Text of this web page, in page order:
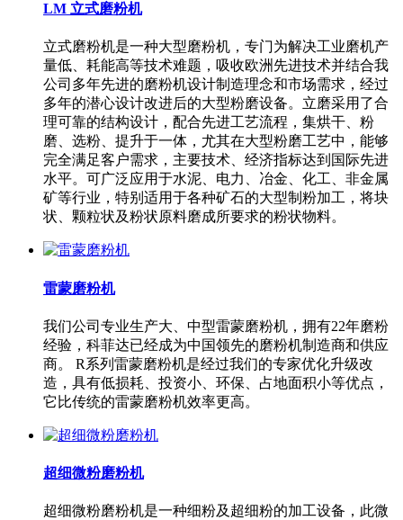
LM 立式磨粉机
立式磨粉机是一种大型磨粉机，专门为解决工业磨机产
量低、耗能高等技术难题，吸收欧洲先进技术并结合我
公司多年先进的磨粉机设计制造理念和市场需求，经过
多年的潜心设计改进后的大型粉磨设备。立磨采用了合
理可靠的结构设计，配合先进工艺流程，集烘干、粉
磨、选粉、提升于一体，尤其在大型粉磨工艺中，能够
完全满足客户需求，主要技术、经济指标达到国际先进
水平。可广泛应用于水泥、电力、冶金、化工、非金属
矿等行业，特别适用于各种矿石的大型制粉加工，将块
状、颗粒状及粉状原料磨成所要求的粉状物料。
雷蒙磨粉机
我们公司专业生产大、中型雷蒙磨粉机，拥有22年磨粉
经验，科菲达已经成为中国领先的磨粉机制造商和供应
商。 R系列雷蒙磨粉机是经过我们的专家优化升级改
造，具有低损耗、投资小、环保、占地面积小等优点，
它比传统的雷蒙磨粉机效率更高。
超细微粉磨粉机
超细微粉磨粉机是一种细粉及超细粉的加工设备，此微